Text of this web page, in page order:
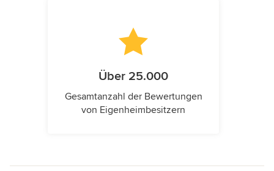
Über 25.000
Gesamtanzahl der Bewertungen
von Eigenheimbesitzern